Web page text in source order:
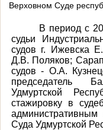
Верховном Суде
В период с
судьи
судов г. Ижевска
Д.В. Поляков;
судов - О.А.
председатель
Удмуртской
стажировку в
Суда Удмуртской